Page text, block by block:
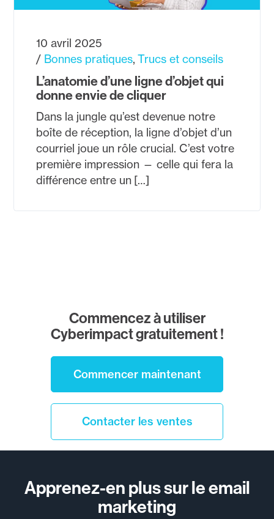
L’anatomie d’une ligne d’objet qui
donne envie de cliquer
10 avril 2025
Bonnes pratiques Trucs et conseils
Dans la jungle qu’est devenue notre
boîte de réception, la ligne d’objet d’un
courriel joue un rôle crucial. C’est votre
première impression — celle qui fera la
différence entre un […]
Commencez à utiliser
Cyberimpact gratuitement !
Commencer maintenant
Contacter les ventes
Apprenez-en plus sur le email
marketing